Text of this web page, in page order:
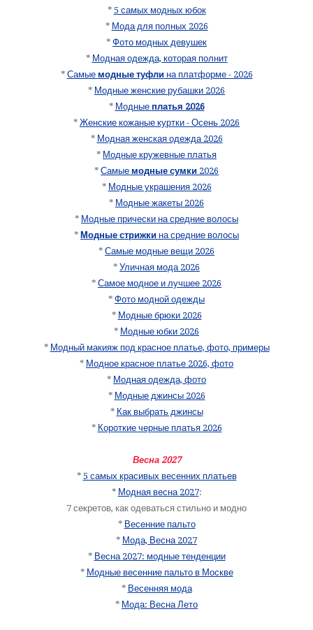
* 5 самых модных юбок
* Мода для полных 2026
* Фото модных девушек
* Модная одежда, которая полнит
* Самые модные туфлина платформе - 2026
* Модные женские рубашки 2026
* Модные платья 2026
* Женские кожаные куртки - Осень 2026
* Модная женская одежда 2026
* Модные кружевные платья
* Самые модные сумки 2026
* Модные украшения 2026
* Модные жакеты 2026
* Модные прически на средние волосы
* Модные стрижки на средние волосы
* Самые модные вещи 2026
* Уличная мода 2026
* Самое модное и лучшее 2026
* Фото модной одежды
* Модные брюки 2026
* Модные юбки 2026
* Модный макияж под красное платье, фото, примеры
* Модное красное платье 2026, фото
* Модная одежда, фото
* Модные джинсы 2026
* Как выбрать джинсы
* Короткие черные платья 2026
Весна 2027
* 5 самых красивых весенних платьев
* Модная весна 2027:
7 секретов, как одеваться стильно и модно
* Весенние пальто
* Мода, Весна 2027
* Весна 2027: модные тенденции
* Модные весенние пальто в Москве
* Весенняя мода
* Мода: Весна Лето